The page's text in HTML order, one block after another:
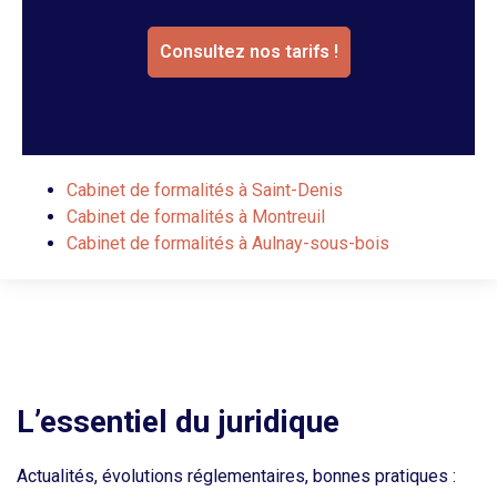
Consultez nos tarifs !
Cabinet de formalités à Saint-Denis
Cabinet de formalités à Montreuil
Cabinet de formalités à Aulnay-sous-bois
L’essentiel du juridique
Actualités, évolutions réglementaires, bonnes pratiques :